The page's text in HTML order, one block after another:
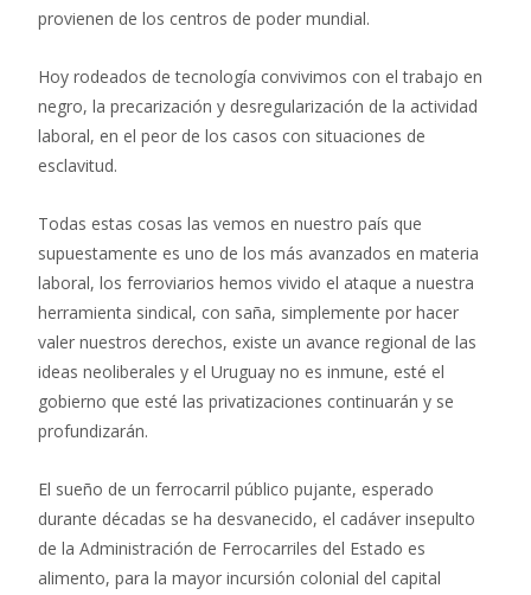
provienen de los centros de poder mundial.
Hoy rodeados de tecnología convivimos con el trabajo en
negro, la precarización y desregularización de la actividad
laboral, en el peor de los casos con situaciones de
esclavitud.
Todas estas cosas las vemos en nuestro país que
supuestamente es uno de los más avanzados en materia
laboral, los ferroviarios hemos vivido el ataque a nuestra
herramienta sindical, con saña, simplemente por hacer
valer nuestros derechos, existe un avance regional de las
ideas neoliberales y el Uruguay no es inmune, esté el
gobierno que esté las privatizaciones continuarán y se
profundizarán.
El sueño de un ferrocarril público pujante, esperado
durante décadas se ha desvanecido, el cadáver insepulto
de la Administración de Ferrocarriles del Estado es
alimento, para la mayor incursión colonial del capital